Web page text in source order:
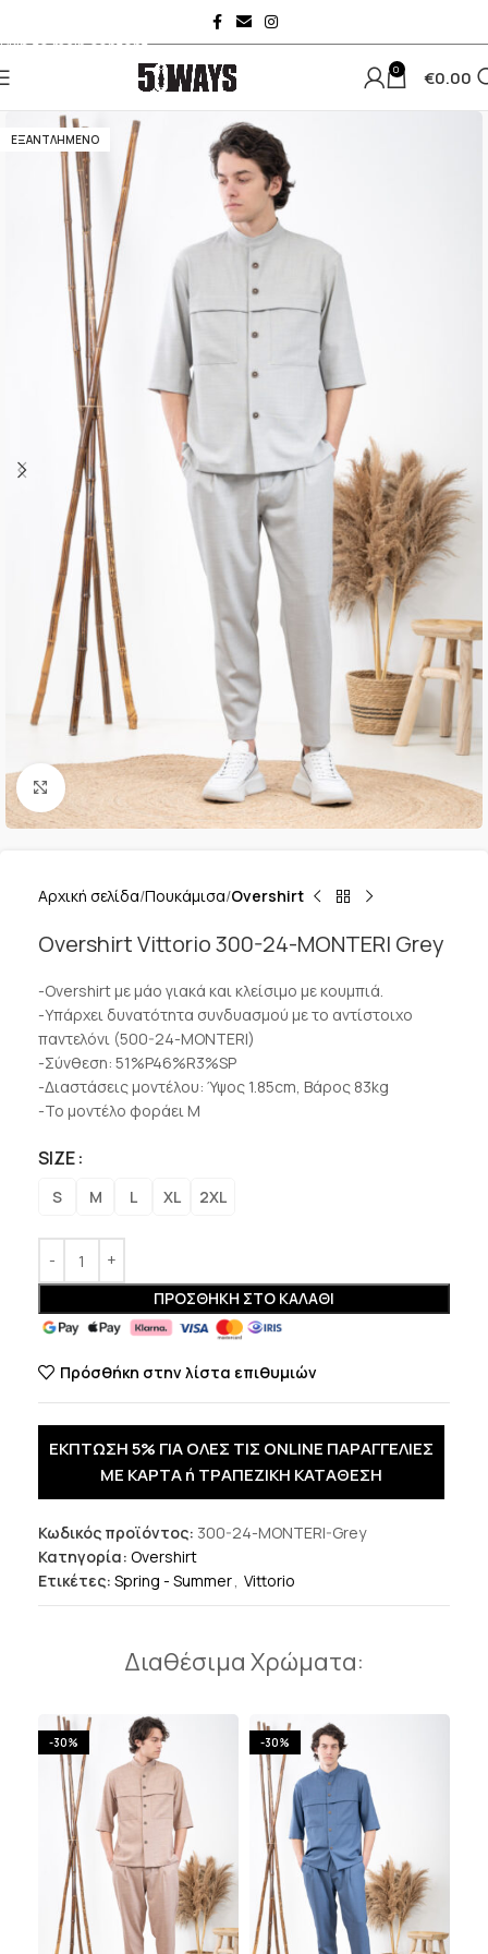
Skip to main content
0 €0.00
ΕΞΑΝΤΛΗΜΈΝΟ
Κλικ για μεγέθυνση
Αρχική σελίδα Πουκάμισα Overshirt
Overshirt Vittorio 300-24-MONTERI Grey
-Overshirt με μάο γιακά και κλείσιμο με κουμπιά.
-Υπάρχει δυνατότητα συνδυασμού με το αντίστοιχο
παντελόνι (500-24-MONTERI)
-Σύνθεση: 51%P46%R3%SP
-Διαστάσεις μοντέλου: Ύψος 1.85cm, Βάρος 83kg
-Το μοντέλο φοράει Μ
SIZE
S M L XL 2XL
ΠΡΟΣΘΉΚΗ ΣΤΟ ΚΑΛΆΘΙ
Πρόσθήκη στην λίστα επιθυμιών
ΕΚΠΤΩΣΗ 5% ΓΙΑ ΟΛΕΣ ΤΙΣ ONLINE ΠΑΡΑΓΓΕΛΙΕΣ
ΜΕ ΚΑΡΤΑ ή ΤΡΑΠΕΖΙΚΗ ΚΑΤΑΘΕΣΗ
Κωδικός προϊόντος: 300-24-MONTERI-Grey
Κατηγορία: Overshirt
Ετικέτες: Spring - Summer, Vittorio
Διαθέσιμα Χρώματα:
-30% -30%